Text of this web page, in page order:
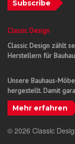
Subscribe
Classic Design
Classic Design zählt
Herstellern für
Unsere Bauhaus-
hergestellt. Damit
Mehr erfahren
© 2026 Classic